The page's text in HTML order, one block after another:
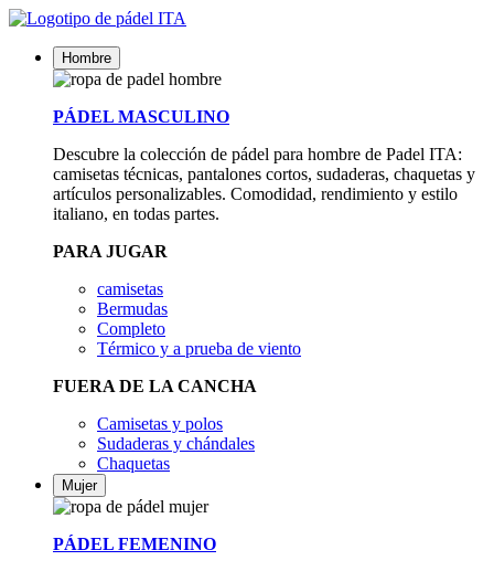
Hombre
PÁDEL MASCULINO
Descubre la colección de pádel para hombre de Padel ITA:
camisetas técnicas, pantalones cortos, sudaderas, chaquetas y
artículos personalizables. Comodidad, rendimiento y estilo
italiano, en todas partes.
PARA JUGAR
camisetas
Bermudas
Completo
Térmico y a prueba de viento
FUERA DE LA CANCHA
Camisetas y polos
Sudaderas y chándales
Chaquetas
Mujer
PÁDEL FEMENINO